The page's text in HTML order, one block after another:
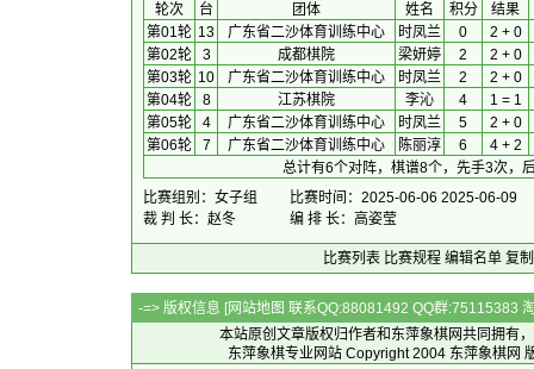
轮次 台 团体 姓名 积分 结果
第01轮 13 广东省二沙体育训练中心 时凤兰 0
2 + 0
第02轮
3 成都棋院 梁妍婷 2
2 + 0
第03轮 10 广东省二沙体育训练中心 时凤兰 2
2 + 0
第04轮
8 江苏棋院 李沁 4
1 = 1
第05轮
4 广东省二沙体育训练中心 时凤兰 5
2 + 0
第06轮
7 广东省二沙体育训练中心 陈丽淳 6
4 + 2
总计有6个对阵，棋谱8个，先手3次，
比赛组别：女子组
比赛时间：2025-06-06 2025-06-09
裁 判 长：赵冬
编 排 长：高姿莹
比赛列表 比赛规程 编辑名单 复
-=> 版权信息 [网站地图 联系QQ:88081492 QQ群:75115383
本站原创文章版权归作者和 东萍象棋网共同拥有
东萍象棋专业网站 Copyright 2004 东萍象棋网